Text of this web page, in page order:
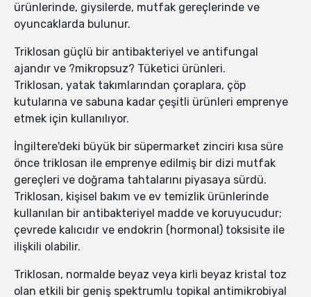
ürünlerinde, giysilerde, mutfak gereçlerinde ve
oyuncaklarda bulunur.
Triklosan güçlü bir antibakteriyel ve antifungal
ajandır ve ?mikropsuz? Tüketici ürünleri.
Triklosan, yatak takımlarından çoraplara, çöp
kutularına ve sabuna kadar çeşitli ürünleri emprenye
etmek için kullanılıyor.
İngiltere'deki büyük bir süpermarket zinciri kısa süre
önce triklosan ile emprenye edilmiş bir dizi mutfak
gereçleri ve doğrama tahtalarını piyasaya sürdü.
Triklosan, kişisel bakım ve ev temizlik ürünlerinde
kullanılan bir antibakteriyel madde ve koruyucudur;
çevrede kalıcıdır ve endokrin (hormonal) toksisite ile
ilişkili olabilir.
Triklosan, normalde beyaz veya kirli beyaz kristal toz
olan etkili bir geniş spektrumlu topikal antimikrobiyal